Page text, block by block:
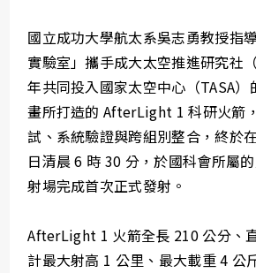
國立成功大學航太系吳志勇教授指
實驗室」攜手成大太空推進研究社
年共同投入國家太空中心（TASA
畫所打造的 AfterLight 1 科研火箭
試、系統驗證與跨組別整合，終於
日清晨 6 時 30 分，於國科會所屬
射場完成首次正式發射。
AfterLight 1 火箭全長 210 公分、
計最大射高 1 公里、最大載重 4 公